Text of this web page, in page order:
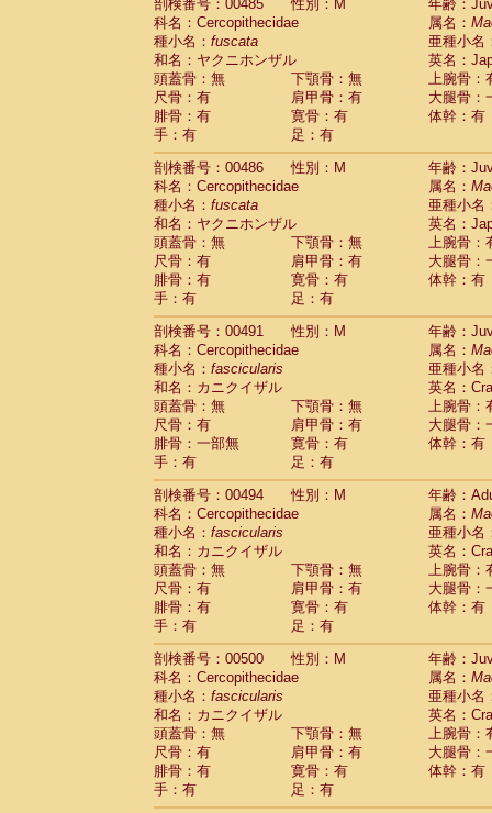
剖検番号：00485
性別：M
年齢：
科名：Cercopithecidae
属名：
種小名： fuscata
亜種小名
和名：ヤクニホンザル
英名：
頭蓋骨：無
下顎骨：無
上腕骨：
尺骨：有
肩甲骨：有
大腿骨：
腓骨：有
寛骨：有
体幹：有
手：有
足：有
剖検番号：00486
性別：M
年齢：
科名：Cercopithecidae
属名：
種小名： fuscata
亜種小名
和名：ヤクニホンザル
英名：
頭蓋骨：無
下顎骨：無
上腕骨：
尺骨：有
肩甲骨：有
大腿骨：
腓骨：有
寛骨：有
体幹：有
手：有
足：有
剖検番号：00491
性別：M
年齢：
科名：Cercopithecidae
属名：
種小名： fascicularis
亜種小名
和名：カニクイザル
英名：
頭蓋骨：無
下顎骨：無
上腕骨：
尺骨：有
肩甲骨：有
大腿骨：
腓骨：一部無
寛骨：有
体幹：有
手：有
足：有
剖検番号：00494
性別：M
年齢：
科名：Cercopithecidae
属名：
種小名： fascicularis
亜種小名
和名：カニクイザル
英名：
頭蓋骨：無
下顎骨：無
上腕骨：
尺骨：有
肩甲骨：有
大腿骨：
腓骨：有
寛骨：有
体幹：有
手：有
足：有
剖検番号：00500
性別：M
年齢：
科名：Cercopithecidae
属名：
種小名： fascicularis
亜種小名
和名：カニクイザル
英名：
頭蓋骨：無
下顎骨：無
上腕骨：
尺骨：有
肩甲骨：有
大腿骨：
腓骨：有
寛骨：有
体幹：有
手：有
足：有